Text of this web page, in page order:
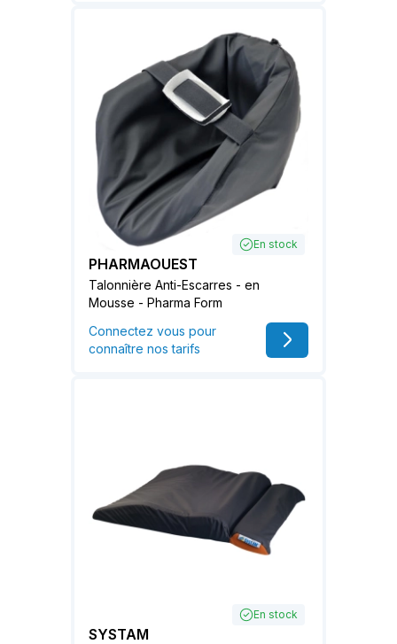
En stock
PHARMAOUEST
Talonnière Anti-Escarres - en
Mousse - Pharma Form
Connectez vous pour
connaître nos tarifs
En stock
SYSTAM